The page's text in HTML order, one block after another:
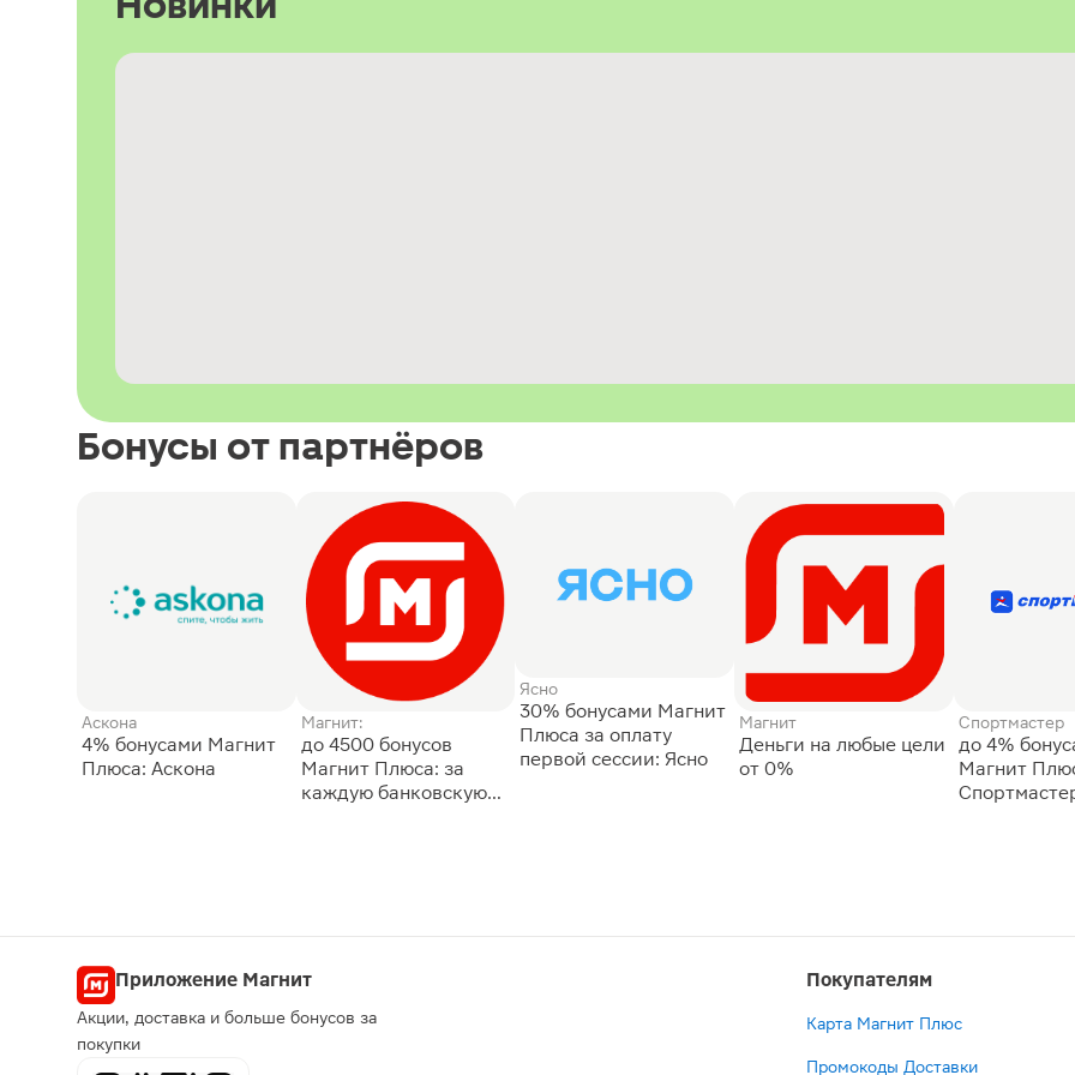
Бонусы от партнёров
Аскона
4% бонусами Магнит
Плюса: Аскона
Магнит:
до 4500 бонусов
Магнит Плюса: за
каждую банковскую
Ясно
30% бонусами Магнит
Плюса за оплату
первой сессии: Ясно
Магнит
Деньги на любые цели
от 0%
Спортмастер
до 4%
Магнит
Приложение Магнит
Акции, доставка и больше бонусов за
покупки
Покупателям
Карта Магнит Плюс
Промокоды Доставки